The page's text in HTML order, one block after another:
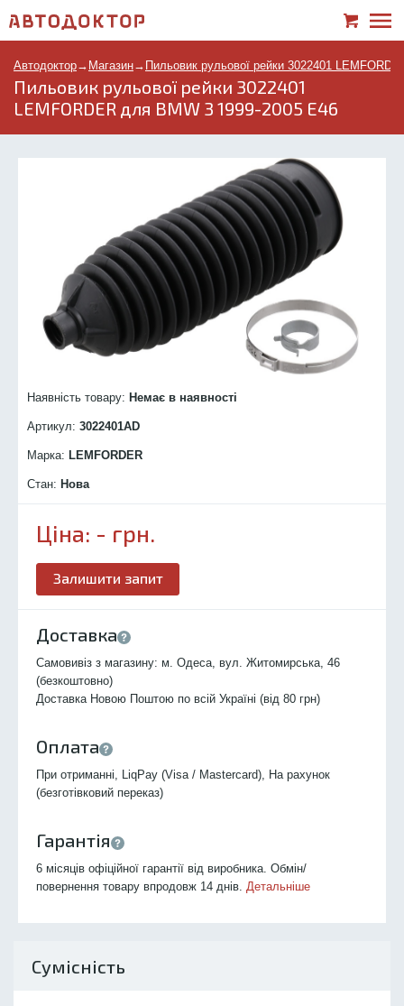
Автодоктор→ Магазин→ Пильовик рульової рейки 3022401
Пильовик рульової рейки 3022401
LEMFORDER для BMW 3 1999-2005 E46
Наявність товару: Немає в наявності
Артикул: 3022401AD
Марка: LEMFORDER
Стан: Нова
Ціна: - грн.
Залишити запит
Доставка
Самовивіз з магазину: м. Одеса, вул. Житомирська, 46
(безкоштовно)
Доставка Новою Поштою по всій Україні (від 80 грн)
Оплата
При отриманні, LiqPay (Visa / Mastercard), На рахунок
(безготівковий переказ)
Гарантія
6 місяців офіційної гарантії від виробника. Обмін/
повернення товару впродовж 14 днів. Детальніше
Сумісність